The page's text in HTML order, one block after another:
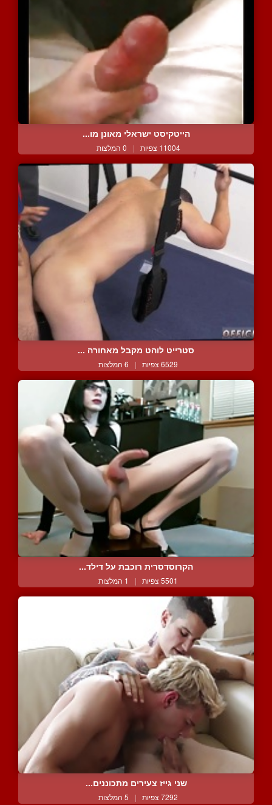
הייטקיסט ישראלי מאונן מו...
11004 צפיות | 0 המלצות
סטרייט לוהט מקבל מאחורה ...
6529 צפיות | 6 המלצות
הקרוסדסרית רוכבת על דילד...
5501 צפיות | 1 המלצות
שני גייז צעירים מתכוננים...
7292 צפיות | 5 המלצות